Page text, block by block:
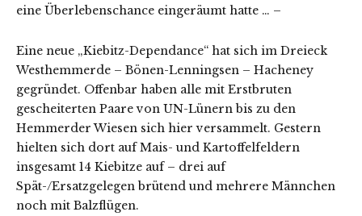
eine Überlebenschance eingeräumt hatte … –
Eine neue „Kiebitz-Dependance“ hat sich im Dreieck
Westhemmerde – Bönen-Lenningsen – Hacheney
gegründet. Offenbar haben alle mit Erstbruten
gescheiterten Paare von UN-Lünern bis zu den
Hemmerder Wiesen sich hier versammelt. Gestern
hielten sich dort auf Mais- und Kartoffelfeldern
insgesamt 14 Kiebitze auf – drei auf
Spät-/Ersatzgelegen brütend und mehrere Männchen
noch mit Balzflügen.